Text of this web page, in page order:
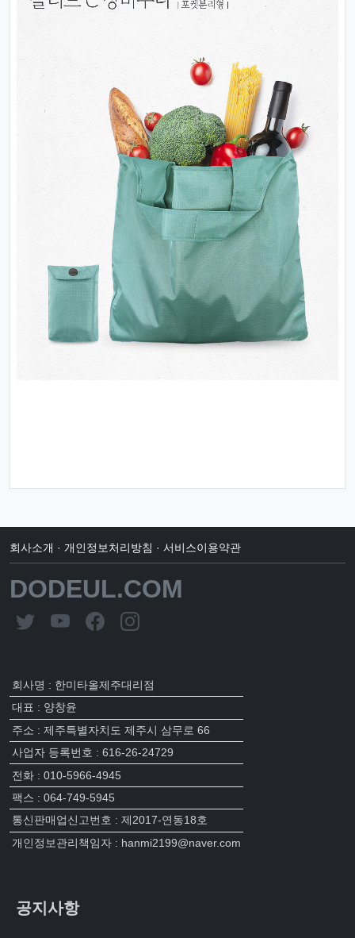
회사소개 · 개인정보처리방침 · 서비스이용약관
DODEUL.COM
회사명 : 한미타올제주대리점
대표 : 양창윤
주소 : 제주특별자치도 제주시 삼무로 66
사업자 등록번호 : 616-26-24729
전화 : 010-5966-4945
팩스 : 064-749-5945
통신판매업신고번호 : 제2017-연동18호
개인정보관리책임자 : hanmi2199@naver.com
공지사항